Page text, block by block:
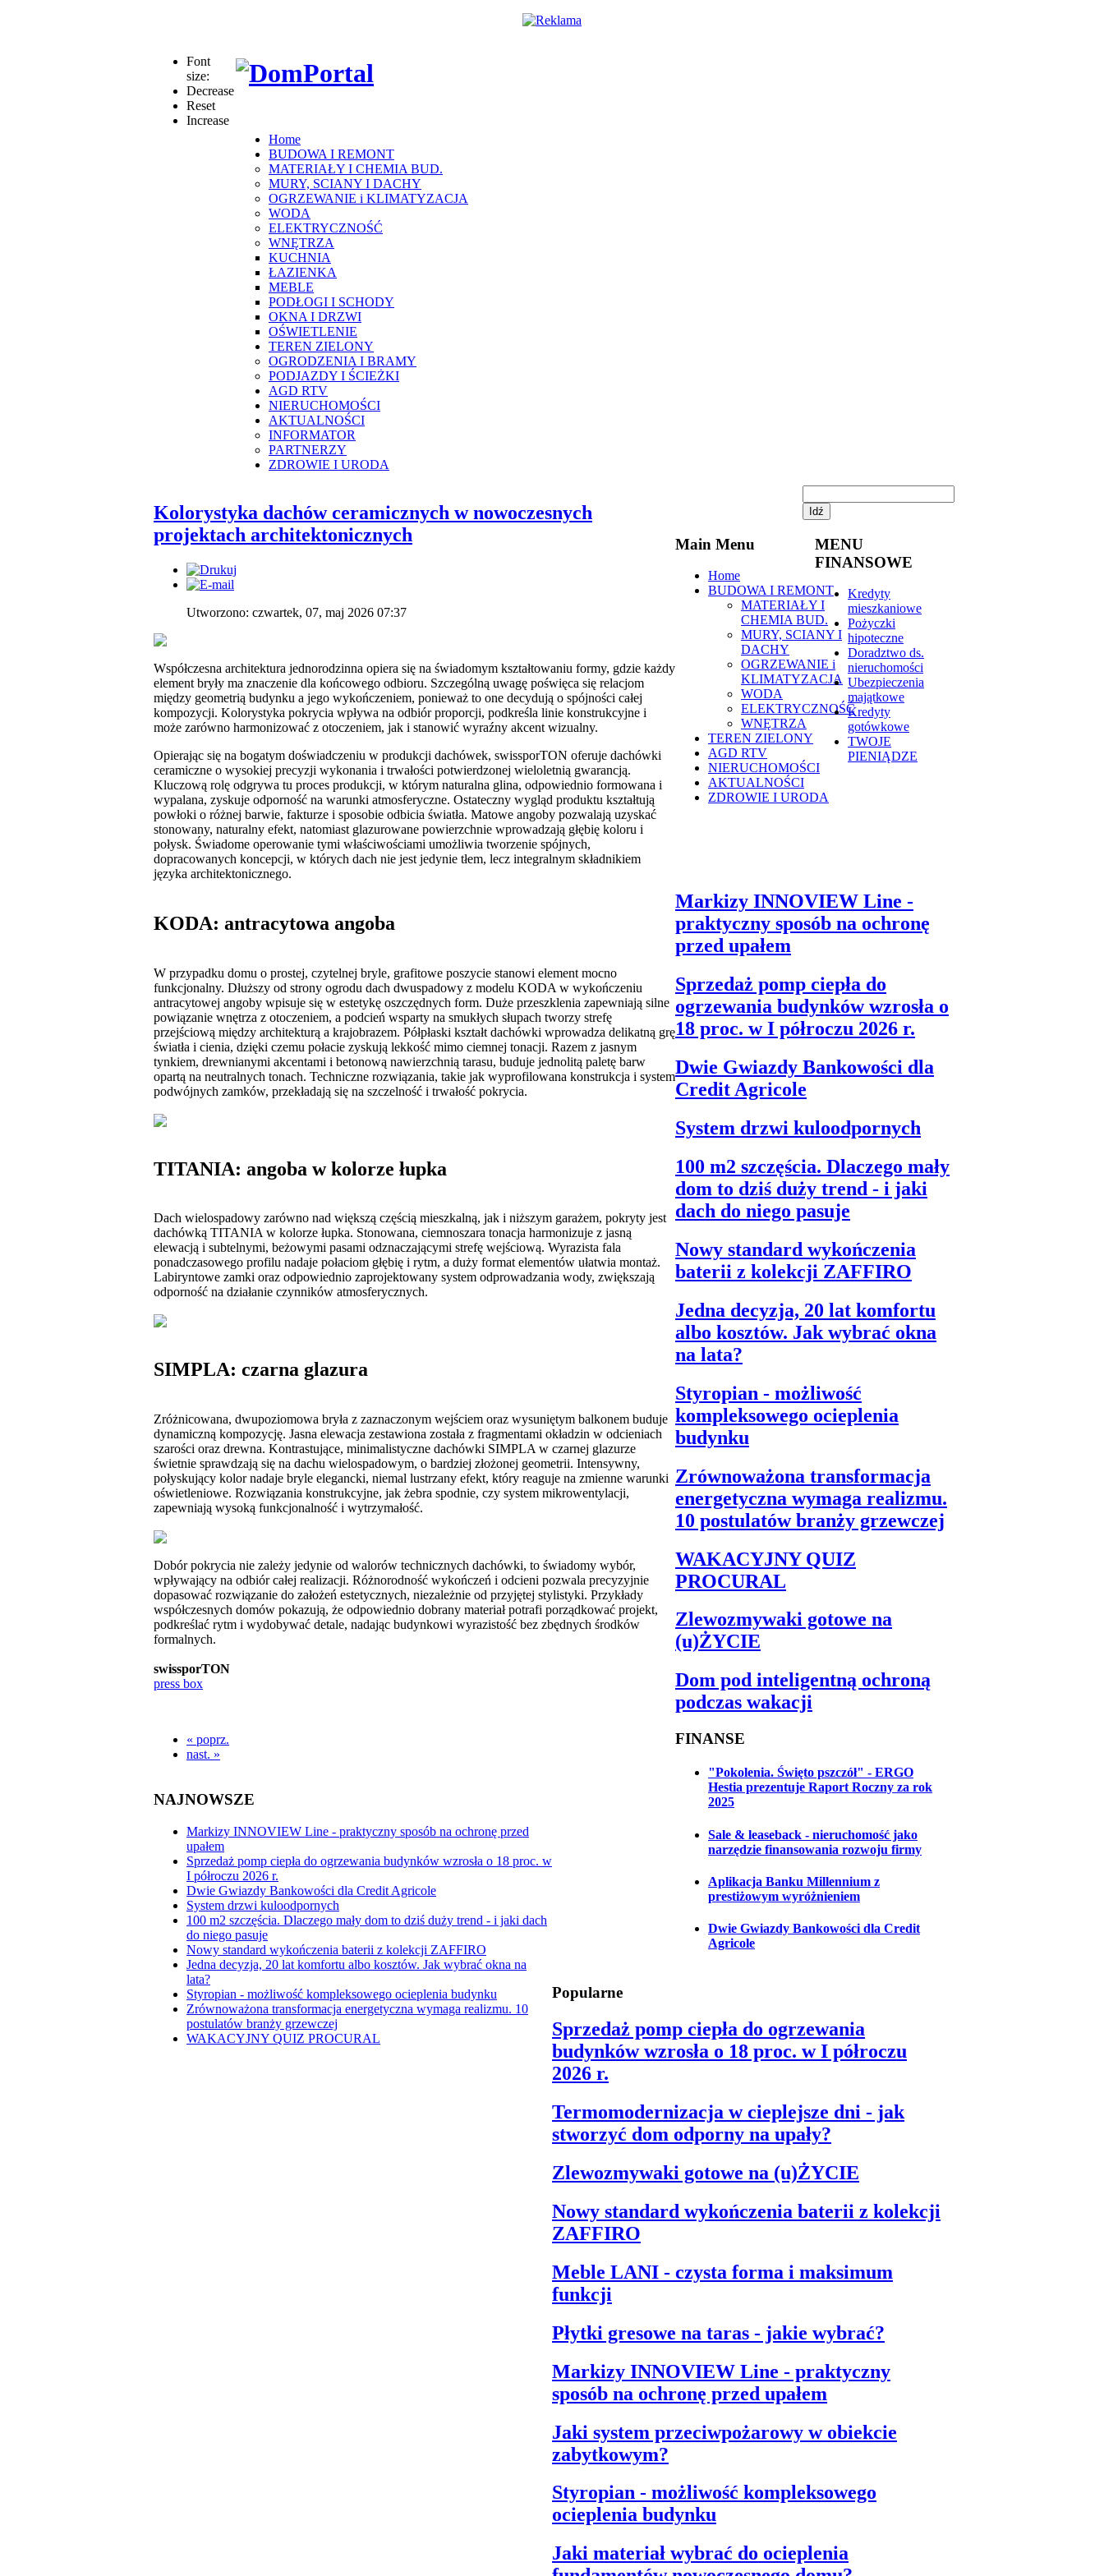
Font
size:
Decrease
Reset
Increase
Home
BUDOWA I REMONT
MATERIAŁY I CHEMIA BUD.
MURY, SCIANY I DACHY
OGRZEWANIE i KLIMATYZACJA
WODA
ELEKTRYCZNOŚĆ
WNĘTRZA
KUCHNIA
ŁAZIENKA
MEBLE
PODŁOGI I SCHODY
OKNA I DRZWI
OŚWIETLENIE
TEREN ZIELONY
OGRODZENIA I BRAMY
PODJAZDY I ŚCIEŻKI
AGD RTV
NIERUCHOMOŚCI
AKTUALNOŚCI
INFORMATOR
PARTNERZY
ZDROWIE I URODA
Idź
Kolorystyka dachów ceramicznych w nowoczesnych
projektach architektonicznych
Utworzono: czwartek, 07, maj 2026 07:37
Współczesna architektura jednorodzinna opiera się na świadomym kształtowaniu formy, gdzie każdy
element bryły ma znaczenie dla końcowego odbioru. Szczególną uwagę poświęca się relacjom
między geometrią budynku a jego wykończeniem, ponieważ to one decydują o spójności całej
kompozycji. Kolorystyka pokrycia wpływa na odbiór proporcji, podkreśla linie konstrukcyjne i
może zarówno harmonizować z otoczeniem, jak i stanowić wyraźny akcent wizualny.
Opierając się na bogatym doświadczeniu w produkcji dachówek, swissporTON oferuje dachówki
ceramiczne o wysokiej precyzji wykonania i trwałości potwierdzonej wieloletnią gwarancją.
Kluczową rolę odgrywa tu proces produkcji, w którym naturalna glina, odpowiednio formowana i
wypalana, zyskuje odporność na warunki atmosferyczne. Ostateczny wygląd produktu kształtują
powłoki o różnej barwie, fakturze i sposobie odbicia światła. Matowe angoby pozwalają uzyskać
stonowany, naturalny efekt, natomiast glazurowane powierzchnie wprowadzają głębię koloru i
połysk. Świadome operowanie tymi właściwościami umożliwia tworzenie spójnych,
dopracowanych koncepcji, w których dach nie jest jedynie tłem, lecz integralnym składnikiem
języka architektonicznego.
KODA: antracytowa angoba
W przypadku domu o prostej, czytelnej bryle, grafitowe poszycie stanowi element mocno
funkcjonalny. Dłuższy od strony ogrodu dach dwuspadowy z modelu KODA w wykończeniu
antracytowej angoby wpisuje się w estetykę oszczędnych form. Duże przeszklenia zapewniają silne
powiązanie wnętrza z otoczeniem, a podcień wsparty na smukłych słupach tworzy strefę
przejściową między architekturą a krajobrazem. Półpłaski kształt dachówki wprowadza delikatną grę
światła i cienia, dzięki czemu połacie zyskują lekkość mimo ciemnej tonacji. Razem z jasnym
tynkiem, drewnianymi akcentami i betonową nawierzchnią tarasu, buduje jednolitą paletę barw
opartą na neutralnych tonach. Techniczne rozwiązania, takie jak wyprofilowana konstrukcja i system
podwójnych zamków, przekładają się na szczelność i trwałość pokrycia.
TITANIA: angoba w kolorze łupka
Dach wielospadowy zarówno nad większą częścią mieszkalną, jak i niższym garażem, pokryty jest
dachówką TITANIA w kolorze łupka. Stonowana, ciemnoszara tonacja harmonizuje z jasną
elewacją i subtelnymi, beżowymi pasami odznaczającymi strefę wejściową. Wyrazista fala
ponadczasowego profilu nadaje połaciom głębię i rytm, a duży format elementów ułatwia montaż.
Labiryntowe zamki oraz odpowiednio zaprojektowany system odprowadzania wody, zwiększają
odporność na działanie czynników atmosferycznych.
SIMPLA: czarna glazura
Zróżnicowana, dwupoziomowa bryła z zaznaczonym wejściem oraz wysuniętym balkonem buduje
dynamiczną kompozycję. Jasna elewacja zestawiona została z fragmentami okładzin w odcieniach
szarości oraz drewna. Kontrastujące, minimalistyczne dachówki SIMPLA w czarnej glazurze
świetnie sprawdzają się na dachu wielospadowym, o bardziej złożonej geometrii. Intensywny,
połyskujący kolor nadaje bryle elegancki, niemal lustrzany efekt, który reaguje na zmienne warunki
oświetleniowe. Rozwiązania konstrukcyjne, jak żebra spodnie, czy system mikrowentylacji,
zapewniają wysoką funkcjonalność i wytrzymałość.
Dobór pokrycia nie zależy jedynie od walorów technicznych dachówki, to świadomy wybór,
wpływający na odbiór całej realizacji. Różnorodność wykończeń i odcieni pozwala precyzyjnie
dopasować rozwiązanie do założeń estetycznych, niezależnie od przyjętej stylistyki. Przykłady
współczesnych domów pokazują, że odpowiednio dobrany materiał potrafi porządkować projekt,
podkreślać rytm i wydobywać detale, nadając budynkowi wyrazistość bez zbędnych środków
formalnych.
swissporTON
press box
« poprz.
nast. »
Main Menu
Home
BUDOWA I REMONT
MATERIAŁY I
CHEMIA BUD.
MURY, SCIANY I
DACHY
OGRZEWANIE i
KLIMATYZACJA
WODA
ELEKTRYCZNOŚĆ
WNĘTRZA
TEREN ZIELONY
AGD RTV
NIERUCHOMOŚCI
AKTUALNOŚCI
ZDROWIE I URODA
MENU
FINANSOWE
Kredyty
mieszkaniowe
Pożyczki
hipoteczne
Doradztwo ds.
nieruchomości
Ubezpieczenia
majątkowe
Kredyty
gotówkowe
TWOJE
PIENIĄDZE
Markizy INNOVIEW Line -
praktyczny sposób na ochronę
przed upałem
Sprzedaż pomp ciepła do
ogrzewania budynków wzrosła o
18 proc. w I półroczu 2026 r.
Dwie Gwiazdy Bankowości dla
Credit Agricole
System drzwi kuloodpornych
100 m2 szczęścia. Dlaczego mały
dom to dziś duży trend - i jaki
dach do niego pasuje
Nowy standard wykończenia
baterii z kolekcji ZAFFIRO
Jedna decyzja, 20 lat komfortu
albo kosztów. Jak wybrać okna
na lata?
Styropian - możliwość
kompleksowego ocieplenia
budynku
Zrównoważona transformacja
energetyczna wymaga realizmu.
10 postulatów branży grzewczej
WAKACYJNY QUIZ
PROCURAL
Zlewozmywaki gotowe na
(u)ŻYCIE
Dom pod inteligentną ochroną
podczas wakacji
FINANSE
"Pokolenia. Święto pszczół" - ERGO
Hestia prezentuje Raport Roczny za rok
2025
Sale & leaseback - nieruchomość jako
narzędzie finansowania rozwoju firmy
Aplikacja Banku Millennium z
prestiżowym wyróżnieniem
Dwie Gwiazdy Bankowości dla Credit
Agricole
NAJNOWSZE
Markizy INNOVIEW Line - praktyczny sposób na ochronę przed
upałem
Sprzedaż pomp ciepła do ogrzewania budynków wzrosła o 18 proc. w
I półroczu 2026 r.
Dwie Gwiazdy Bankowości dla Credit Agricole
System drzwi kuloodpornych
100 m2 szczęścia. Dlaczego mały dom to dziś duży trend - i jaki dach
do niego pasuje
Nowy standard wykończenia baterii z kolekcji ZAFFIRO
Jedna decyzja, 20 lat komfortu albo kosztów. Jak wybrać okna na
lata?
Styropian - możliwość kompleksowego ocieplenia budynku
Zrównoważona transformacja energetyczna wymaga realizmu. 10
postulatów branży grzewczej
WAKACYJNY QUIZ PROCURAL
Popularne
Sprzedaż pomp ciepła do ogrzewania
budynków wzrosła o 18 proc. w I półroczu
2026 r.
Termomodernizacja w cieplejsze dni - jak
stworzyć dom odporny na upały?
Zlewozmywaki gotowe na (u)ŻYCIE
Nowy standard wykończenia baterii z kolekcji
ZAFFIRO
Meble LANI - czysta forma i maksimum
funkcji
Płytki gresowe na taras - jakie wybrać?
Markizy INNOVIEW Line - praktyczny
sposób na ochronę przed upałem
Jaki system przeciwpożarowy w obiekcie
zabytkowym?
Styropian - możliwość kompleksowego
ocieplenia budynku
Jaki materiał wybrać do ocieplenia